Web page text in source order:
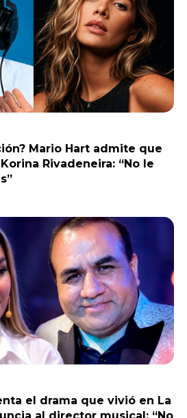
Mario Hart admite que
Rivadeneira: “No le
el drama que vivió en La